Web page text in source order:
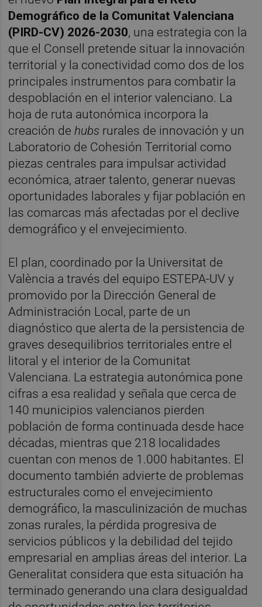
Demográfico de la Comunitat Valenciana
(PIRD-CV) 2026-2030, una estrategia con la
que el Consell pretende situar la innovación
territorial y la conectividad como dos de los
principales instrumentos para combatir la
despoblación en el interior valenciano. La
hoja de ruta autonómica incorpora la
creación dehubs rurales de innovación y un
Laboratorio de Cohesión Territorial como
piezas centrales para impulsar actividad
económica, atraer talento, generar nuevas
oportunidades laborales y fijar población en
las comarcas más afectadas por el declive
demográfico y el envejecimiento.
El plan, coordinado por la Universitat de
València a través del equipo ESTEPA-UV y
promovido por la Dirección General de
Administración Local, parte de un
diagnóstico que alerta de la persistencia de
graves desequilibrios territoriales entre el
litoral y el interior de la Comunitat
Valenciana. La estrategia autonómica pone
cifras a esa realidad y señala que cerca de
140 municipios valencianos pierden
población de forma continuada desde hace
décadas, mientras que 218 localidades
cuentan con menos de 1.000 habitantes. El
documento también advierte de problemas
estructurales como el envejecimiento
demográfico, la masculinización de muchas
zonas rurales, la pérdida progresiva de
servicios públicos y la debilidad del tejido
empresarial en amplias áreas del interior. La
Generalitat considera que esta situación ha
terminado generando una clara desigualdad